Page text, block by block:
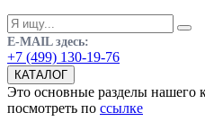
E-MAIL здесь:
+7 (499) 130-19-76
КАТАЛОГ
Это основные разделы нашего
посмотреть по ссылке